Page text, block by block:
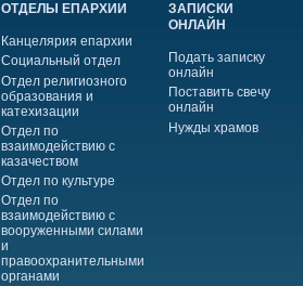
ОТДЕЛЫ ЕПАРХИИ
Канцелярия епархии
Социальный отдел
Отдел религиозного
образования и
катехизации
Отдел по
взаимодействию с
казачеством
Отдел по культуре
Отдел по
взаимодействию с
вооруженными силами
и
правоохранительными
органами
ЗАПИСКИ
ОНЛАЙН
Подать записку
онлайн
Поставить свечу
онлайн
Нужды храмов